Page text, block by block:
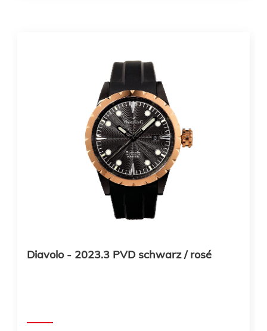
Diavolo - 2023.3 PVD schwarz / rosé